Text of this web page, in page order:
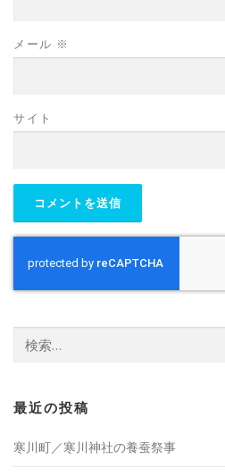
メール ※
サイト
索:
最近の投稿
寒川町／寒川神社の養蚕祭事